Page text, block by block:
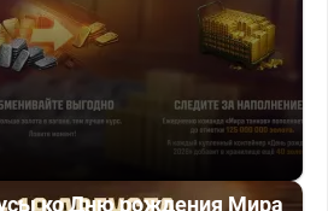
ко Дню рождения Мира